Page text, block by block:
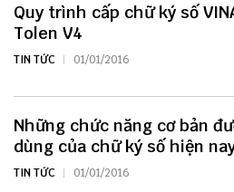
Quy trình cấp chữ ký số
Tolen V4
TIN TỨC 01/01/2016
Những chức năng cơ bản
dùng của chữ ký số hiện
TIN TỨC 01/01/2016